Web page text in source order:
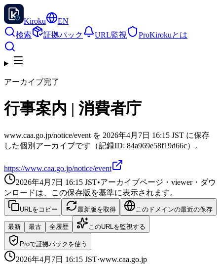
Kiroku
EN
検索
証拠パック URL監視 ProKirokuとは
アーカイブ完了
行事案内 | 消費者庁
www.caa.go.jp/notice/event を 2026年4月7日 16:15 JST に保存
した個別アーカイブです（記録ID: 84a969e58f19d66c）。
https://www.caa.go.jp/notice/event
2026年4月7日 16:15 JST•アーカイブページ・viewer・ダウ
ンロードは、この保存版を基準に表示されます。
URLをコピー 最新版を取得 このドメインの最近の保存
最新 最古 全履歴 このURLを監視する
Proで証拠パックを使う
2026年4月7日 16:15 JST·www.caa.go.jp